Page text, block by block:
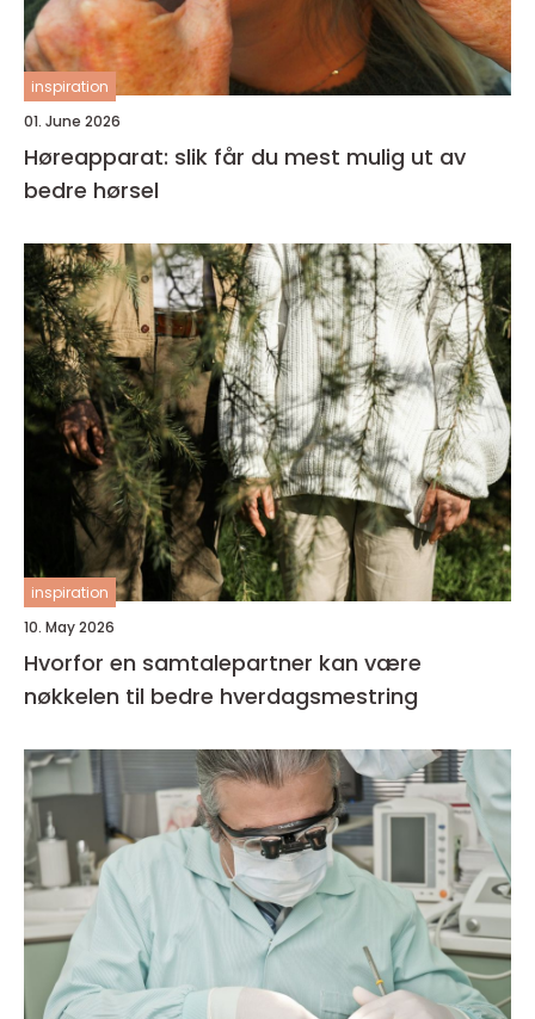
inspiration
01. June 2026
Høreapparat: slik får du mest mulig ut av
bedre hørsel
inspiration
10. May 2026
Hvorfor en samtalepartner kan være
nøkkelen til bedre hverdagsmestring